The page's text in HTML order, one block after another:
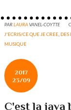
PARLAURAVANEL-COYTTE
J'ECRIS/CE QUE JE CREE, DES
MUSIQUE
2017
23/09
C'est la java